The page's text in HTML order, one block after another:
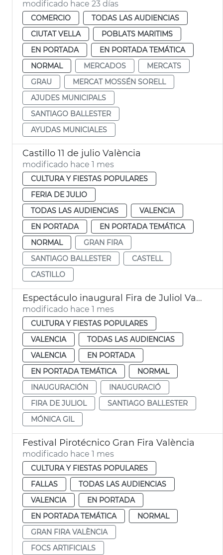
modificado hace 23 días
COMERCIO
TODAS LAS AUDIENCIAS
CIUTAT VELLA
POBLATS MARITIMS
EN PORTADA
EN PORTADA TEMÁTICA
NORMAL
MERCADOS
MERCATS
GRAU
MERCAT MOSSÉN SORELL
AJUDES MUNICIPALS
SANTIAGO BALLESTER
AYUDAS MUNICIALES
Castillo 11 de julio València
modificado hace 1 mes
CULTURA Y FIESTAS POPULARES
FERIA DE JULIO
TODAS LAS AUDIENCIAS
VALENCIA
EN PORTADA
EN PORTADA TEMÁTICA
NORMAL
GRAN FIRA
SANTIAGO BALLESTER
CASTELL
CASTILLO
Espectáculo inaugural Fira de Juliol València
modificado hace 1 mes
CULTURA Y FIESTAS POPULARES
VALENCIA
TODAS LAS AUDIENCIAS
VALENCIA
EN PORTADA
EN PORTADA TEMÁTICA
NORMAL
INAUGURACIÓN
INAUGURACIÓ
FIRA DE JULIOL
SANTIAGO BALLESTER
MÓNICA GIL
Festival Pirotécnico Gran Fira València
modificado hace 1 mes
CULTURA Y FIESTAS POPULARES
FALLAS
TODAS LAS AUDIENCIAS
VALENCIA
EN PORTADA
EN PORTADA TEMÁTICA
NORMAL
GRAN FIRA VALÈNCIA
FOCS ARTIFICIALS